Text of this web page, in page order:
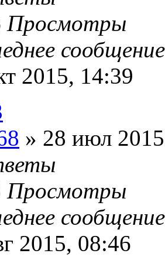
Просмотры
2015, 14:39
» 28 июл
Просмотры
2015, 08:46